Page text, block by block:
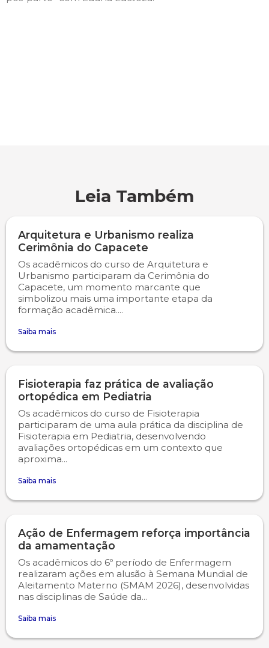
Leia Também
Arquitetura e Urbanismo realiza
Cerimônia do Capacete
Os acadêmicos do curso de Arquitetura e
Urbanismo participaram da Cerimônia do
Capacete, um momento marcante que
simbolizou mais uma importante etapa da
formação acadêmica....
Saiba mais
Fisioterapia faz prática de avaliação
ortopédica em Pediatria
Os acadêmicos do curso de Fisioterapia
participaram de uma aula prática da disciplina de
Fisioterapia em Pediatria, desenvolvendo
avaliações ortopédicas em um contexto que
aproxima...
Saiba mais
Ação de Enfermagem reforça importância
da amamentação
Os acadêmicos do 6º período de Enfermagem
realizaram ações em alusão à Semana Mundial de
Aleitamento Materno (SMAM 2026), desenvolvidas
nas disciplinas de Saúde da...
Saiba mais